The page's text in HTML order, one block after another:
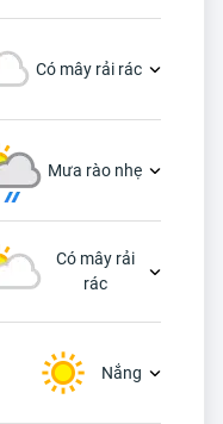
Có mây rải rác
Mưa rào nhẹ
Có mây rải
rác
Nắng